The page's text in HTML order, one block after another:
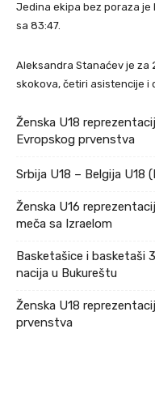
Jedina ekipa bez poraza je
sa 83:47.
Aleksandra Stanaćev je za
skokova, četiri asistencije i
Ženska U18
Evropskog prvenstva
Srbija U18 – Belgija U18
Ženska U16
meča sa Izraelom
Basketašice i basketaši
nacija u Bukureštu
Ženska U18
prvenstva